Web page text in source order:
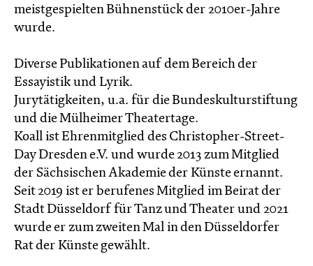
meistgespielten Bühnenstück der 2010er-Jahre
wurde.
Diverse Publikationen auf dem Bereich der
Essayistik und Lyrik.
Jurytätigkeiten, u.a. für die Bundeskulturstiftung
und die Mülheimer Theatertage.
Koall ist Ehrenmitglied des Christopher-Street-
Day Dresden e.V. und wurde 2013 zum Mitglied
der Sächsischen Akademie der Künste ernannt.
Seit 2019 ist er berufenes Mitglied im Beirat der
Stadt Düsseldorf für Tanz und Theater und 2021
wurde er zum zweiten Mal in den Düsseldorfer
Rat der Künste gewählt.